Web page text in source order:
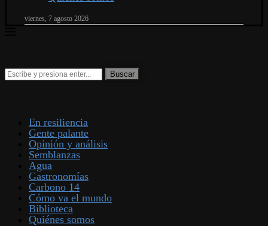
viernes, 7 agosto 2026
En resiliencia
Gente palante
Opinión y análisis
Semblanzas
Agua
Gastronomías
Carbono 14
Cómo va el mundo
Biblioteca
Quiénes somos